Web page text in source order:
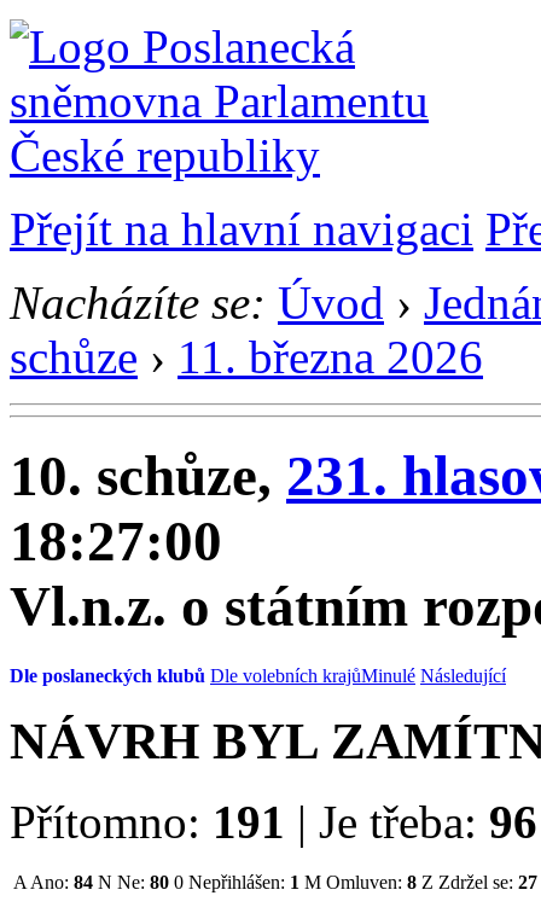
Přejít na hlavní navigaci
Nacházíte se: Úvod ›
schůze › 11. března 2026
10. schůze, 231.
18:27:00
Vl.n.z. o státním
Dle poslaneckých klubů Dle volebních krajůMinulé Následující
NÁVRH BYL
Přítomno: 191 | Je třeba: 96
A Ano: 84 N Ne: 80 0 Nepřihlášen: 1 M Omluven: 8 Z Zdržel se: 27